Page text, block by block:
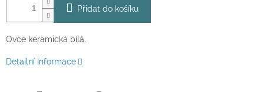
Přidat do košíku
Ovce keramická bílá.
Detailní informace